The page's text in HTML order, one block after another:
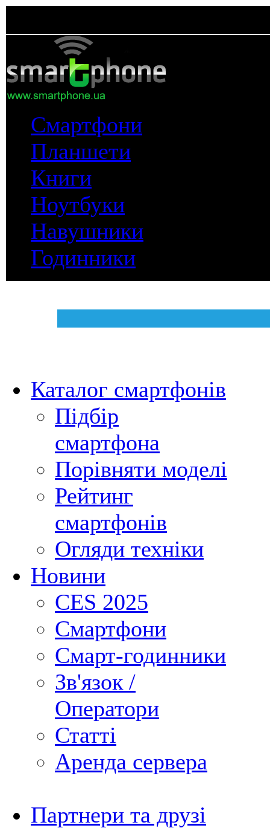
Смартфони
Планшети
Книги
Ноутбуки
Навушники
Годинники
Каталог смартфонів
Підбір
смартфона
Порівняти моделі
Рейтинг
смартфонів
Огляди техніки
Новини
CES 2025
Смартфони
Смарт-годинники
Зв'язок /
Оператори
Статті
Аренда сервера
Партнери та друзі